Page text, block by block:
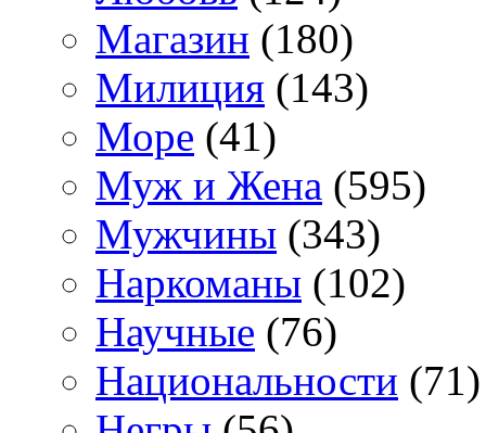
Магазин (180)
Милиция (143)
Море (41)
Муж и Жена (595)
Мужчины (343)
Наркоманы (102)
Научные (76)
Национальности (71)